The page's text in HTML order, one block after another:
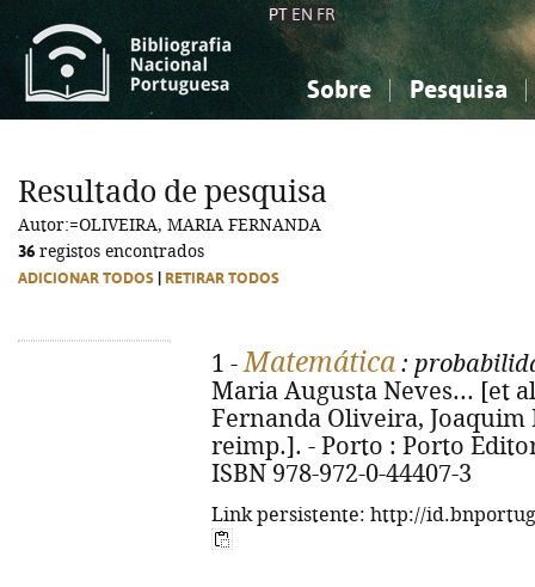
PT EN FR
Sobre Pesquisa
Ciências sociais...
Ciências sociais...
Resultado de pesquisa
Autor:=OLIVEIRA, MARIA FERNANDA
36 registos encontrados
ADICIONAR TODOS RETIRAR TODOS
1 -Matemática :
Maria Augusta Neves... [et
Fernanda Oliveira, Joaquim
reimp.]. - Porto : Porto
ISBN 978-972-0-44407-3
Link persistente: http://